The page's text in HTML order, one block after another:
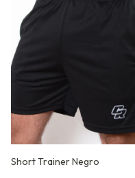
Short Trainer Negro